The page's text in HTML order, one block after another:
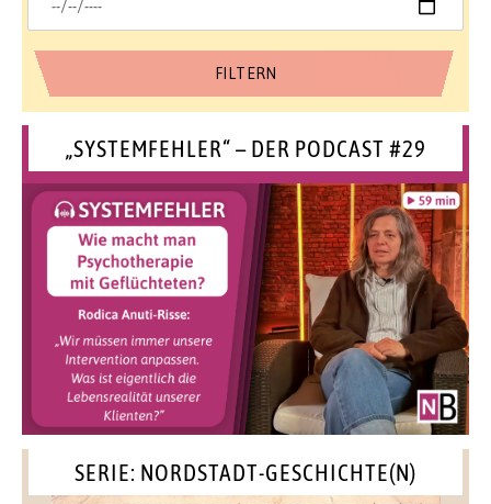
„SYSTEMFEHLER“ – DER PODCAST #29
SERIE: NORDSTADT-GESCHICHTE(N)